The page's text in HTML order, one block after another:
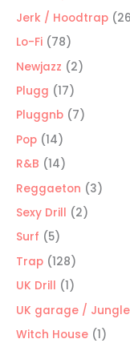
Jerk / Hoodtrap 26
Lo-Fi 7878
productos
Newjazz 22
Plugg 1717
productos
Pluggnb 77
Pop 1414
productos
R&B 1414
productos
Reggaeton 33
Sexy Drill 22
Surf 55
productos
Trap 128128
productos
UK Drill 11
producto
UK garage /
Witch House 11